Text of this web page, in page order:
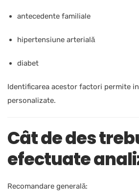
antecedente familiale
hipertensiune arterială
diabet
Identificarea acestor factori permite
personalizate.
Cât de des
efectuate
Recomandare generală: